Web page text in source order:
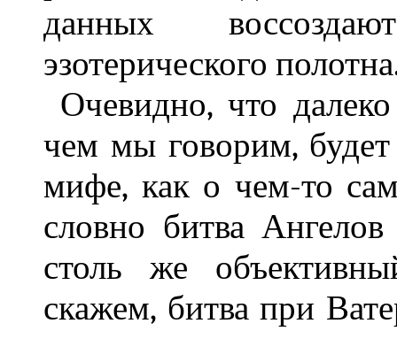
данных
эзотерического
Очевидно, что
чем мы говорим,
мифе, как о чем-то
словно битва
столь же
скажем, битва при